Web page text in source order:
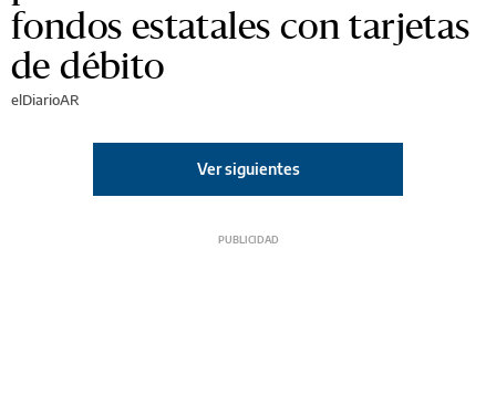
fondos estatales con tarjetas
de débito
elDiarioAR
Ver siguientes